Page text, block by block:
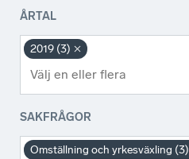
ÅRTAL
2019 (3)
SAKFRÅGOR
Omställning och yrkesväxling (3)